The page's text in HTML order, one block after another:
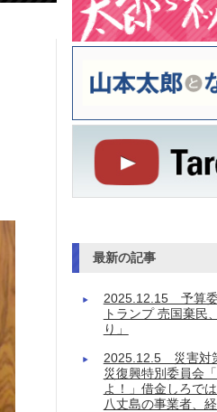
最新の記事
2025.12.15 予算委
トランプ 売国棄民
り」
2025.12.5 災害対
災復興特別委員会
よ！」借金しろで
八丈島の事業者、